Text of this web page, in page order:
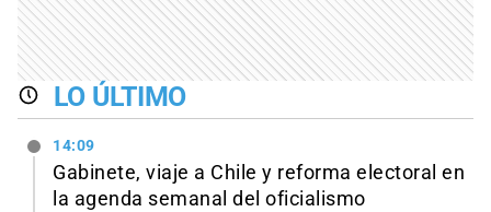
LO ÚLTIMO
14:09
Gabinete, viaje a Chile y reforma electoral en
la agenda semanal del oficialismo